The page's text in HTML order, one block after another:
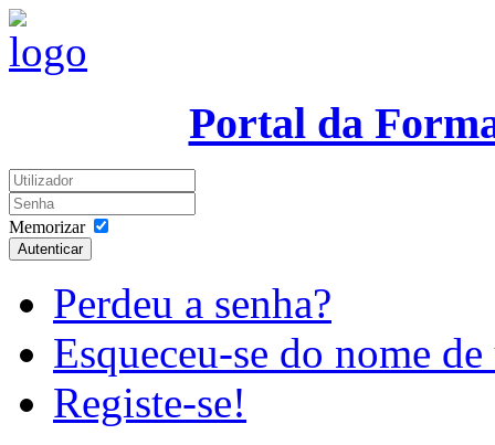
Portal da
Memorizar
Autenticar
Perdeu a senha?
Esqueceu-se do nome
Registe-se!